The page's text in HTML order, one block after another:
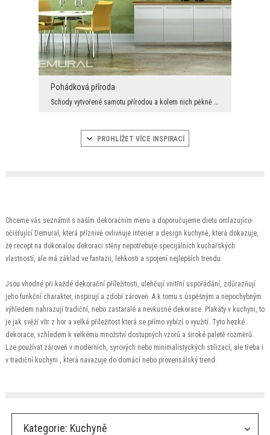
Pohádková příroda
Schody vytvořené samotu přírodou a kolem nich pěkně rozkvetené rostliny, plno zeleni. Taková scén...
PROHLÍŽET VÍCE INSPIRACÍ
Chceme vás seznámit s naším dekoračním menu a doporučujeme dietu omlazujíco-
očišťující Demural, která příznivě ovlivňuje interier a design kuchyně, která dokazuje,
že recept na dokonalou dekoraci stěny nepotřebuje specijálních kuchařských
vlastností, ale má základ ve fantazii, lehkosti a spojení nejlepších trendu.
Jsou vhodné při každé dekorační příležitosti, ulehčují vnitřní uspořádání, zdůrazňují
jeho funkční charakter, inspirují a zdobí zároveň. A k tomu s úspěšným a nepochybným
výhledem nahrazují tradiční, nebo zastaralé a nevkusné dekorace. Plakáty v kuchyni, to
je jak svěží vítr z hor a velká příležitost která se přímo vybízí o využití. Tyto hezké
dekorace, vzhledem k velkému množství dostupných vzorů a široké paletě rozměrů.
Lze používat zároveň v moderních, syrových nebo minimalistyckých stilizací, ale třeba i
v tradiční kuchyni , která navazuje do domácí nebo provensálský trend.
Kategorie: Kuchyně